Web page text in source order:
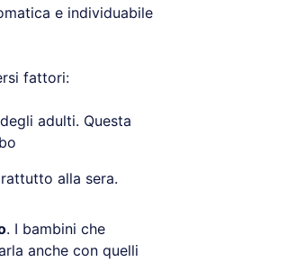
e individuabile
fattori:
adulti. Questa
alla sera.
. I bambini che
anche con quelli